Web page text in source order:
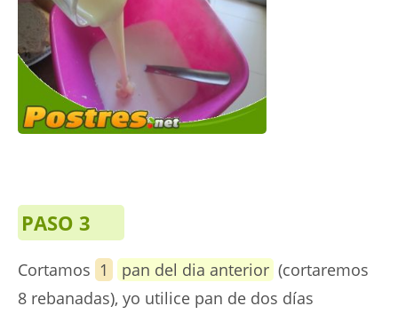
PASO 3
Cortamos 1 pan del dia anterior (cortaremos
8 rebanadas), yo utilice pan de dos días